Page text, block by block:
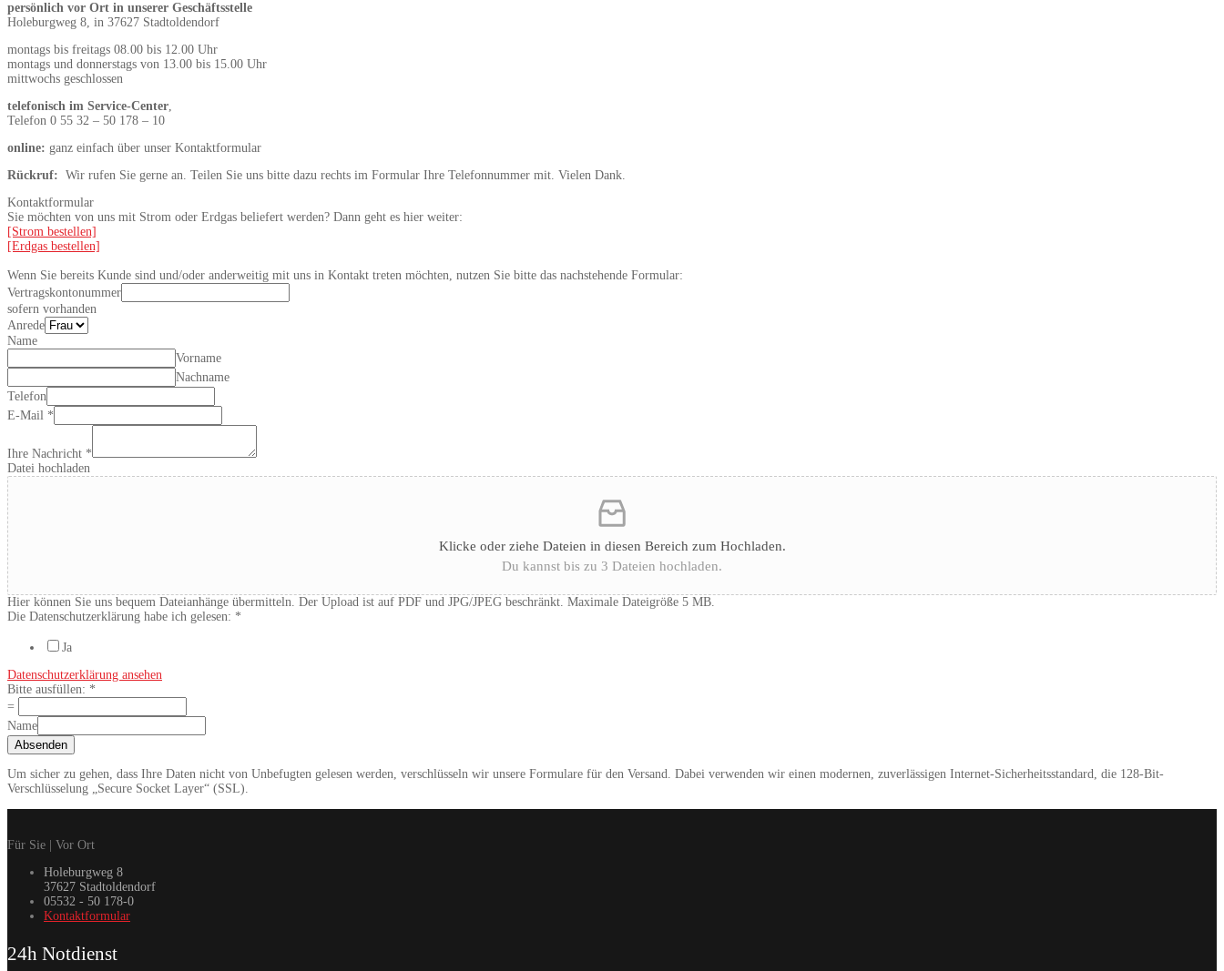
persönlich vor Ort in unserer Geschäftsstelle
Holeburgweg 8, in 37627 Stadtoldendorf
montags bis freitags 08.00 bis 12.00 Uhr
montags und donnerstags von 13.00 bis 15.00 Uhr
mittwochs geschlossen
telefonisch im Service-Center,
Telefon 0 55 32 – 50 178 – 10
online: ganz einfach über unser Kontaktformular
Rückruf: Wir rufen Sie gerne an. Teilen Sie uns bitte dazu rechts im Formular Ihre Telefonnummer mit. Vielen Dank.
Kontaktformular
Sie möchten von uns mit Strom oder Erdgas beliefert werden? Dann geht es hier weiter:
[Strom bestellen]
[Erdgas bestellen]
Wenn Sie bereits Kunde sind und/oder anderweitig mit uns in Kontakt treten möchten, nutzen Sie bitte das nachstehende Formular:
Vertragskontonummer
sofern vorhanden
Anrede
Name
Vorname
Nachname
Telefon
E-Mail *
Ihre Nachricht *
Datei hochladen
Klicke oder ziehe Dateien in diesen Bereich zum Hochladen.
Du kannst bis zu 3 Dateien hochladen.
Hier können Sie uns bequem Dateianhänge übermitteln. Der Upload ist auf PDF und JPG/JPEG beschränkt. Maximale Dateigröße 5 MB.
Die Datenschutzerklärung habe ich gelesen: *
Ja
Datenschutzerklärung ansehen
Bitte ausfüllen: *
=
Name
Absenden
Um sicher zu gehen, dass Ihre Daten nicht von Unbefugten gelesen werden, verschlüsseln wir unsere Formulare für den Versand. Dabei verwenden wir einen modernen, zuverlässigen Internet-Sicherheitsstandard, die 128-Bit-
Verschlüsselung „Secure Socket Layer“ (SSL).
Für Sie | Vor Ort
Holeburgweg 8
37627 Stadtoldendorf
05532 - 50 178-0
Kontaktformular
24h Notdienst